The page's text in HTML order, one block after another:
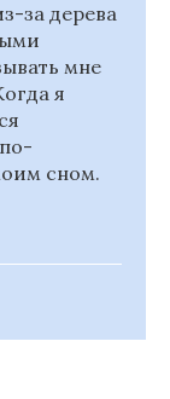
за дерева
мне
я
сном.